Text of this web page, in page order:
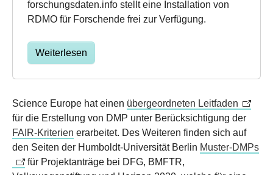
forschungsdaten.info stellt eine Installation von
RDMO für Forschende frei zur Verfügung.
Weiterlesen
Science Europe hat einen übergeordneten Leitfaden
für die Erstellung von DMP unter Berücksichtigung der
FAIR-Kriterien erarbeitet. Des Weiteren finden sich auf
den Seiten der Humboldt-Universität Berlin Muster-DMPs
für Projektanträge bei DFG, BMFTR,